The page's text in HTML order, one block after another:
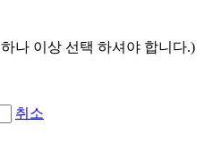
나 이상 선택 하셔야 합니다.)
취소